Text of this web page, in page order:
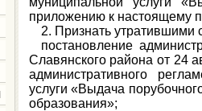
приложению к настоящему
2. Признать утратившими
постановление
Славянского района от 24
административного
услуги «Выдача
образования»;